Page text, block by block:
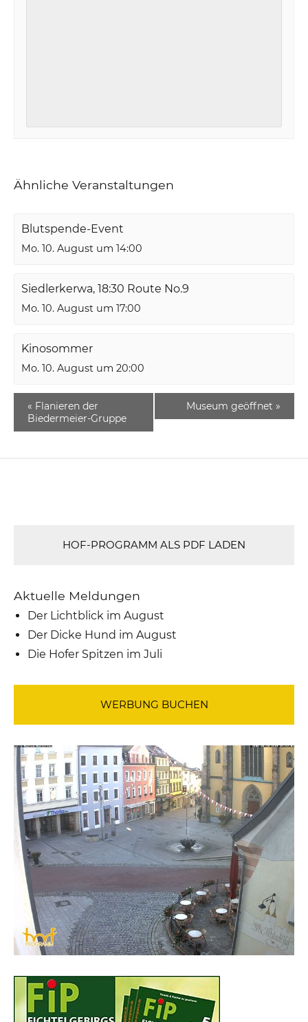
Ähnliche Veranstaltungen
Blutspende-Event
Mo. 10. August um 14:00
Siedlerkerwa, 18:30 Route No.9
Mo. 10. August um 17:00
Kinosommer
Mo. 10. August um 20:00
« Flanieren der
Biedermeier-Gruppe
Museum geöffnet »
HOF-PROGRAMM ALS PDF LADEN
Aktuelle Meldungen
Der Lichtblick im August
Der Dicke Hund im August
Die Hofer Spitzen im Juli
WERBUNG BUCHEN